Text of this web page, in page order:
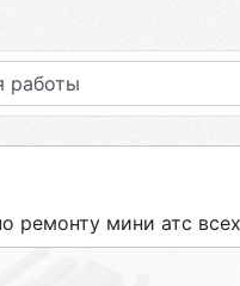
ремонту мини атс